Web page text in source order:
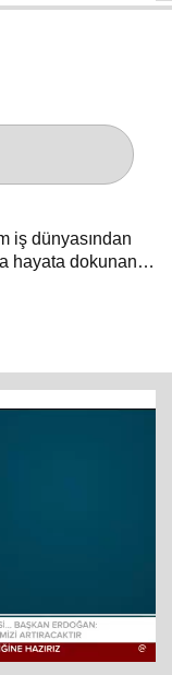
iş dünyasından
hayata dokunan
Molası"nda